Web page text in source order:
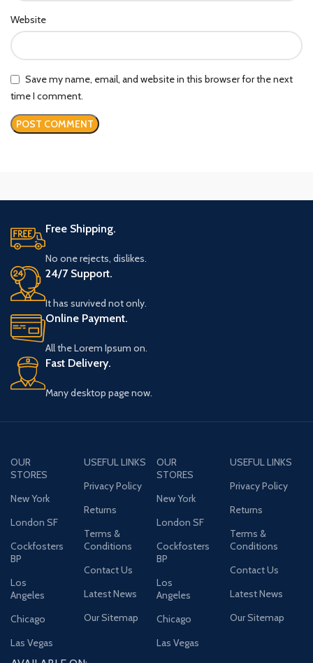
Website
Save my name, email, and website in this browser for the next
time I comment.
Free Shipping.
No one rejects, dislikes.
24/7 Support.
It has survived not only.
Online Payment.
All the Lorem Ipsum on.
Fast Delivery.
Many desktop page now.
OUR
STORES
New York
London SF
Cockfosters
BP
Los
Angeles
Chicago
Las Vegas
USEFUL LINKS
Privacy Policy
Returns
Terms &
Conditions
Contact Us
Latest News
Our Sitemap
OUR
STORES
New York
London SF
Cockfosters
BP
Los
Angeles
Chicago
Las Vegas
USEFUL LINKS
Privacy Policy
Returns
Terms &
Conditions
Contact Us
Latest News
Our Sitemap